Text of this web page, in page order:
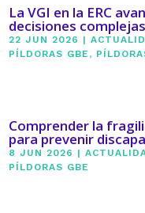
La VGI en la ERC
decisiones
22 JUN 2026 |
PÍLDORAS GBE ,
Comprender la
para prevenir
8 JUN 2026 |
PÍLDORAS GBE